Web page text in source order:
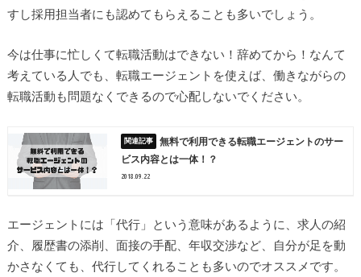
すし採用担当者にも認めてもらえることも多いでしょう。
今は仕事に忙しくて転職活動はできない！辞めてから！なんて
考えている人でも、転職エージェントを使えば、働きながらの
転職活動も問題なくできるので心配しないでください。
無料で利用できる転職エージェントのサー
ビス内容とは一体！？
2018.09.22
エージェントには「代行」という意味があるように、求人の紹
介、履歴書の添削、面接の手配、年収交渉など、自分が足を動
かさなくても、代行してくれることも多いのでオススメです。